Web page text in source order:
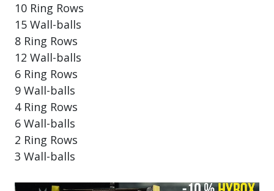
10 Ring Rows
15 Wall-balls
8 Ring Rows
12 Wall-balls
6 Ring Rows
9 Wall-balls
4 Ring Rows
6 Wall-balls
2 Ring Rows
3 Wall-balls